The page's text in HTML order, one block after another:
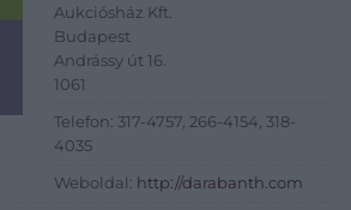
Aukciósház Kft.
Budapest
Andrássy út 16.
1061
Telefon: 317-4757, 266-4154, 318-
4035
Weboldal: http://darabanth.com